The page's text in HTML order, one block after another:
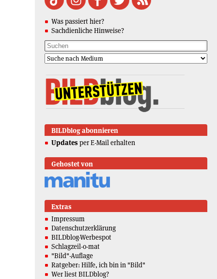
Was passiert hier?
Sachdienliche Hinweise?
BILDblog abonnieren
Updates per E-Mail erhalten
Gehostet von
Extras
Impressum
Datenschutzerklärung
BILDblog-Werbespot
Schlagzeil-o-mat
"Bild"-Auflage
Ratgeber: Hilfe, ich bin in "Bild"
Wer liest BILDblog?